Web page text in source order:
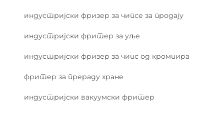
индустријски фризер за чипсе за продају
индустријски фритер за уље
индустријски фризер за чипс од кромпира
фритер за прераду хране
индустријски вакуумски фритер